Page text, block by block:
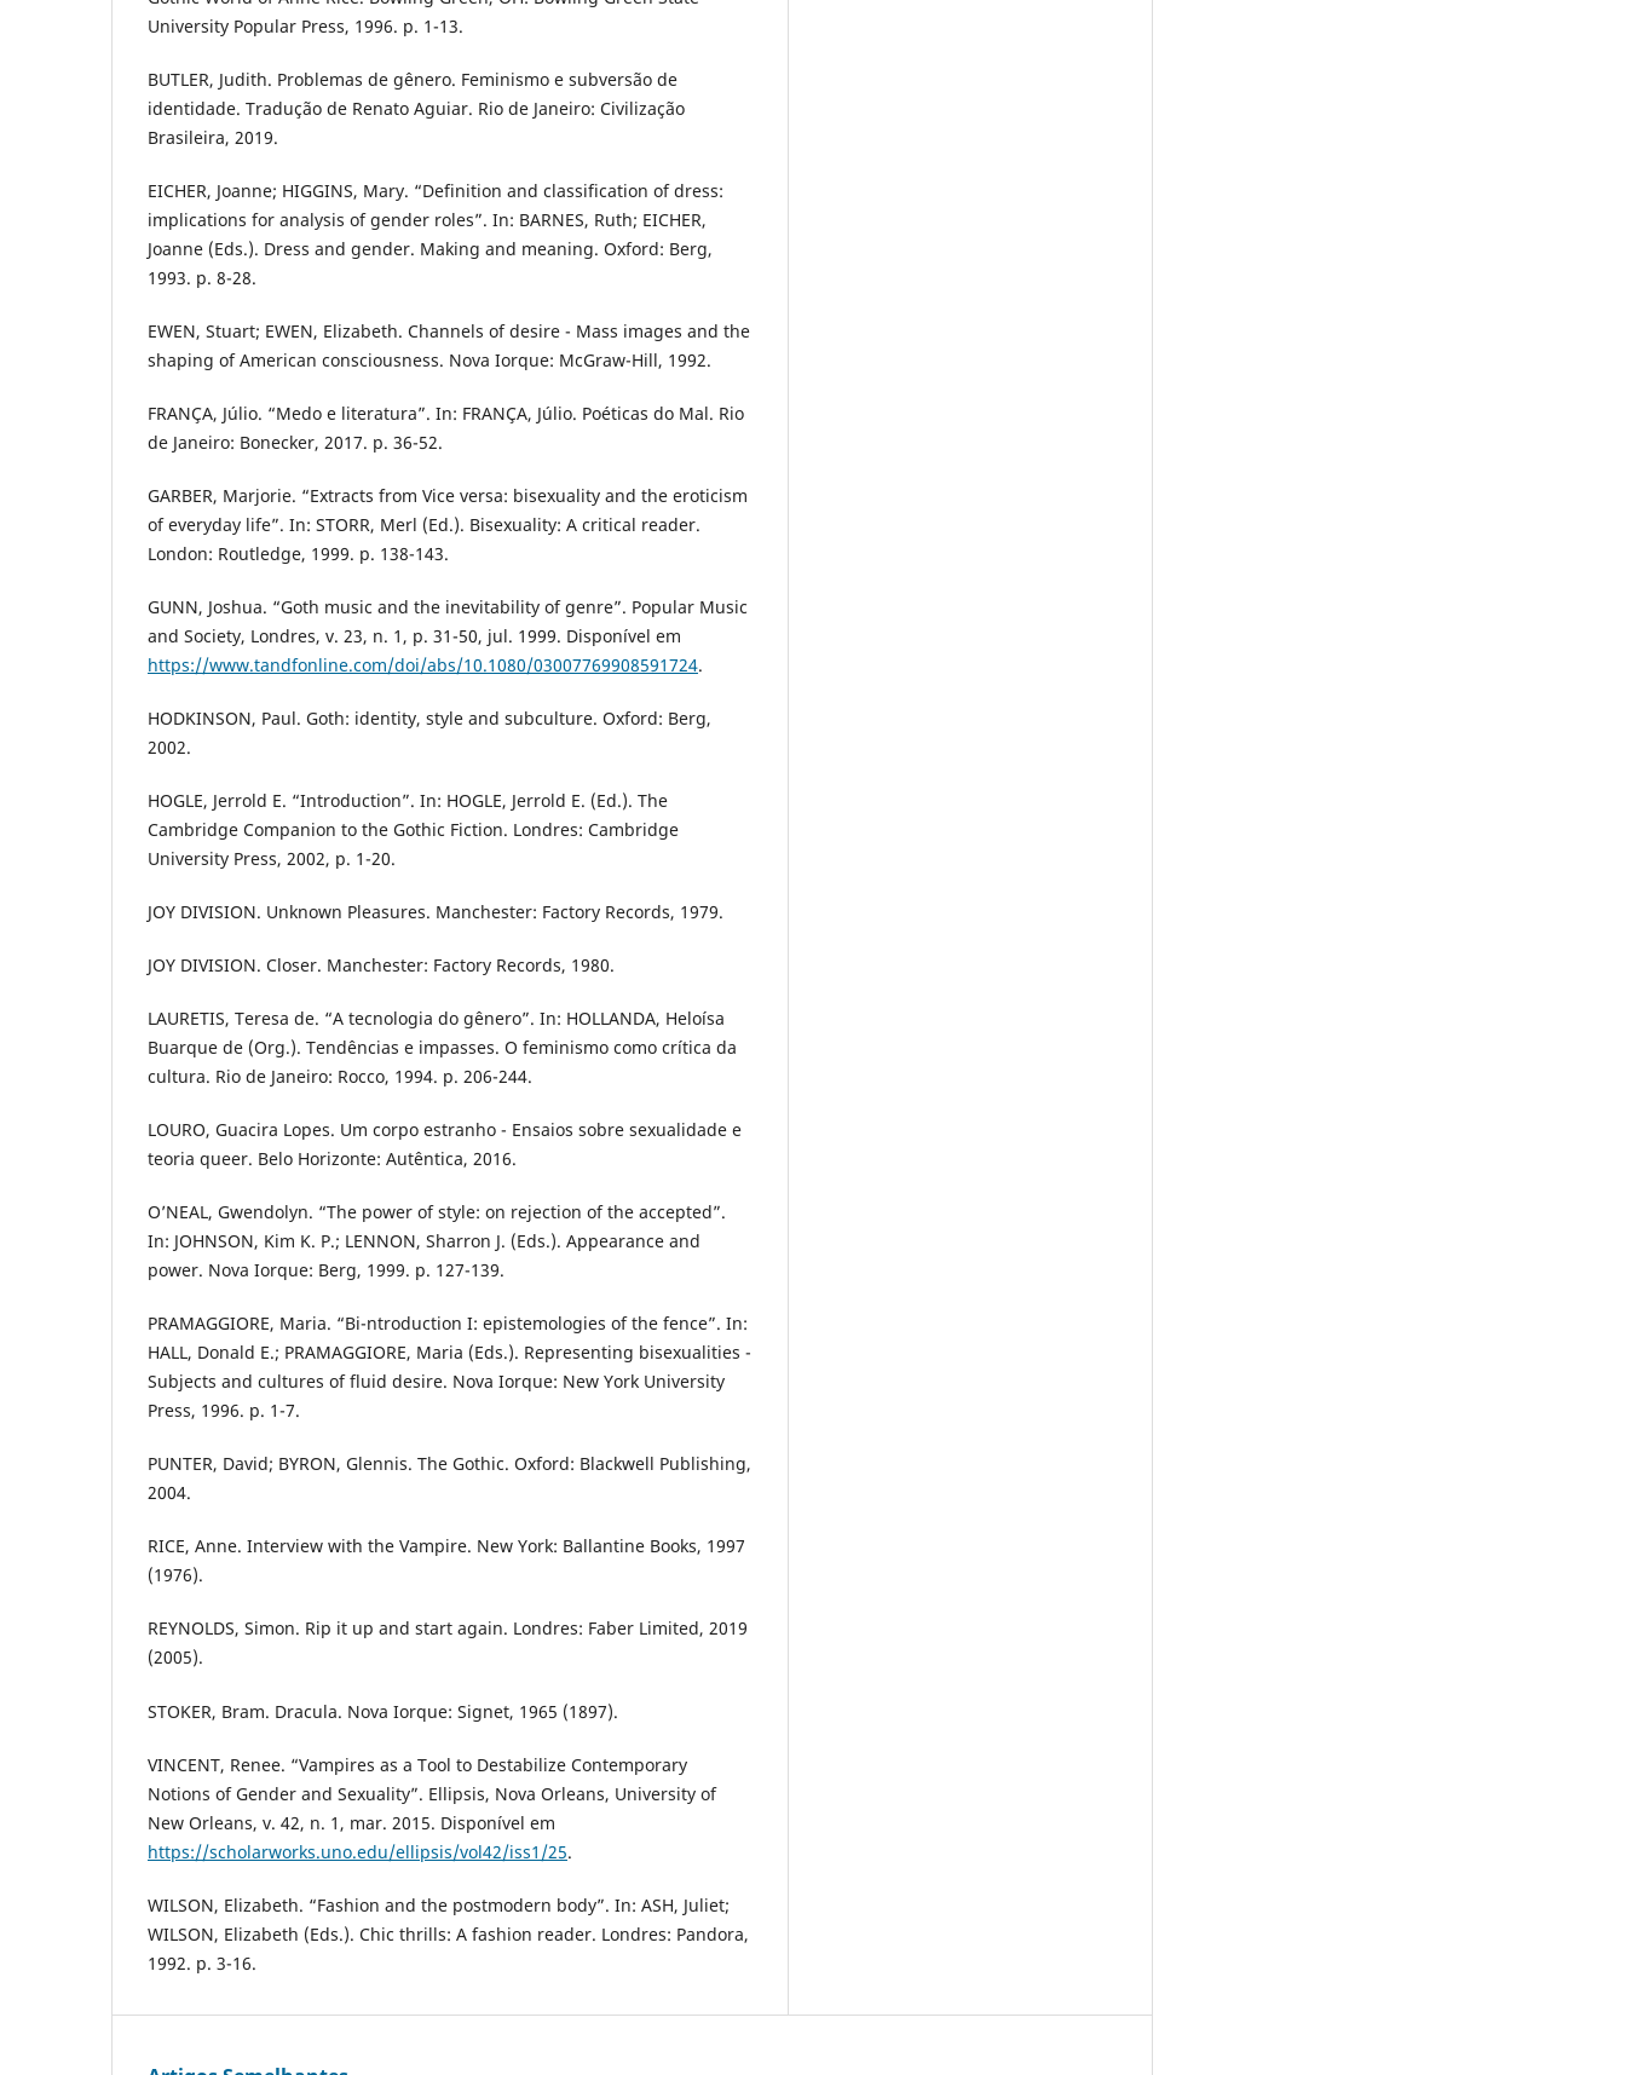
University Popular Press, 1996. p. 1-13.
BUTLER, Judith. Problemas de gênero. Feminismo e subversão de
identidade. Tradução de Renato Aguiar. Rio de Janeiro: Civilização
Brasileira, 2019.
EICHER, Joanne; HIGGINS, Mary. “Definition and classification of dress:
implications for analysis of gender roles”. In: BARNES, Ruth; EICHER,
Joanne (Eds.). Dress and gender. Making and meaning. Oxford: Berg,
1993. p. 8-28.
EWEN, Stuart; EWEN, Elizabeth. Channels of desire - Mass images and the
shaping of American consciousness. Nova Iorque: McGraw-Hill, 1992.
FRANÇA, Júlio. “Medo e literatura”. In: FRANÇA, Júlio. Poéticas do Mal. Rio
de Janeiro: Bonecker, 2017. p. 36-52.
GARBER, Marjorie. “Extracts from Vice versa: bisexuality and the eroticism
of everyday life”. In: STORR, Merl (Ed.). Bisexuality: A critical reader.
London: Routledge, 1999. p. 138-143.
GUNN, Joshua. “Goth music and the inevitability of genre”. Popular Music
and Society, Londres, v. 23, n. 1, p. 31-50, jul. 1999. Disponível em
https://www.tandfonline.com/doi/abs/10.1080/03007769908591724.
HODKINSON, Paul. Goth: identity, style and subculture. Oxford: Berg,
2002.
HOGLE, Jerrold E. “Introduction”. In: HOGLE, Jerrold E. (Ed.). The
Cambridge Companion to the Gothic Fiction. Londres: Cambridge
University Press, 2002, p. 1-20.
JOY DIVISION. Unknown Pleasures. Manchester: Factory Records, 1979.
JOY DIVISION. Closer. Manchester: Factory Records, 1980.
LAURETIS, Teresa de. “A tecnologia do gênero”. In: HOLLANDA, Heloísa
Buarque de (Org.). Tendências e impasses. O feminismo como crítica da
cultura. Rio de Janeiro: Rocco, 1994. p. 206-244.
LOURO, Guacira Lopes. Um corpo estranho - Ensaios sobre sexualidade e
teoria queer. Belo Horizonte: Autêntica, 2016.
O’NEAL, Gwendolyn. “The power of style: on rejection of the accepted”.
In: JOHNSON, Kim K. P.; LENNON, Sharron J. (Eds.). Appearance and
power. Nova Iorque: Berg, 1999. p. 127-139.
PRAMAGGIORE, Maria. “Bi-ntroduction I: epistemologies of the fence”. In:
HALL, Donald E.; PRAMAGGIORE, Maria (Eds.). Representing bisexualities -
Subjects and cultures of fluid desire. Nova Iorque: New York University
Press, 1996. p. 1-7.
PUNTER, David; BYRON, Glennis. The Gothic. Oxford: Blackwell Publishing,
2004.
RICE, Anne. Interview with the Vampire. New York: Ballantine Books, 1997
(1976).
REYNOLDS, Simon. Rip it up and start again. Londres: Faber Limited, 2019
(2005).
STOKER, Bram. Dracula. Nova Iorque: Signet, 1965 (1897).
VINCENT, Renee. “Vampires as a Tool to Destabilize Contemporary
Notions of Gender and Sexuality”. Ellipsis, Nova Orleans, University of
New Orleans, v. 42, n. 1, mar. 2015. Disponível em
https://scholarworks.uno.edu/ellipsis/vol42/iss1/25.
WILSON, Elizabeth. “Fashion and the postmodern body”. In: ASH, Juliet;
WILSON, Elizabeth (Eds.). Chic thrills: A fashion reader. Londres: Pandora,
1992. p. 3-16.